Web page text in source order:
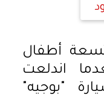
تسعة أطفال
اندلعت
"بوجيه"